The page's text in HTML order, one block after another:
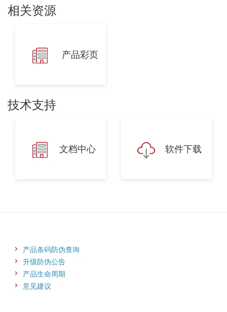
相关资源
产品彩页
技术支持
文档中心 软件下载
产品条码防伪查询
升级防伪公告
产品生命周期
意见建议